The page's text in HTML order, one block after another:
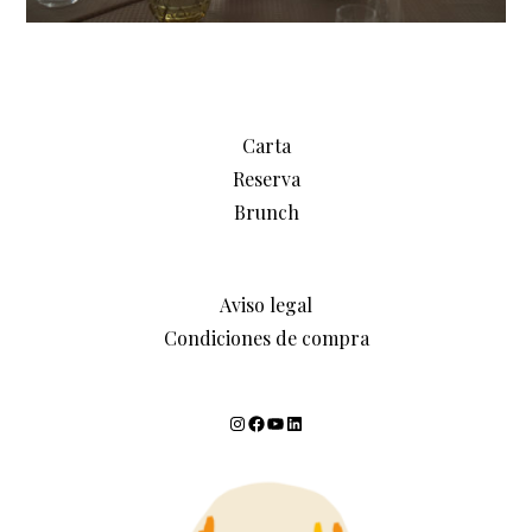
Carta
Reserva
Brunch
Aviso legal
Condiciones de compra
Instagram Facebook YouTube LinkedIn